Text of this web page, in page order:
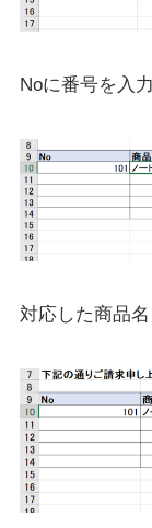
Noに番号を入
対応した商品